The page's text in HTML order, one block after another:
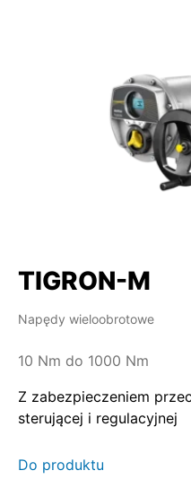
TIGRON-M
Napędy wieloobrotowe
10 Nm do 1000 Nm
Z zabezpieczeniem
sterującej i regulacyjnej
Do produktu